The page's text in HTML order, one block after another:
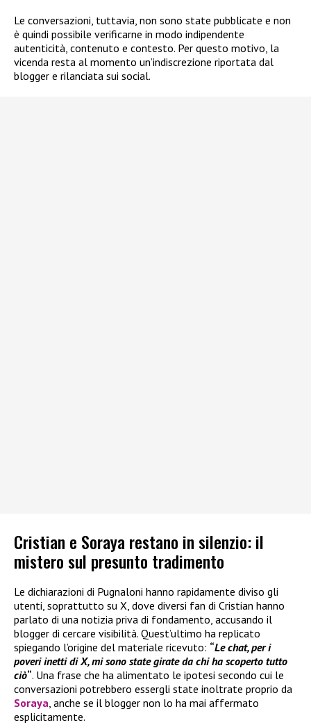
Le conversazioni, tuttavia, non sono state pubblicate e non
è quindi possibile verificarne in modo indipendente
autenticità, contenuto e contesto. Per questo motivo, la
vicenda resta al momento un’indiscrezione riportata dal
blogger e rilanciata sui social.
Cristian e Soraya restano in silenzio: il
mistero sul presunto tradimento
Le dichiarazioni di Pugnaloni hanno rapidamente diviso gli
utenti, soprattutto su X, dove diversi fan di Cristian hanno
parlato di una notizia priva di fondamento, accusando il
blogger di cercare visibilità. Quest’ultimo ha replicato
spiegando l’origine del materiale ricevuto: “Le chat, per i
poveri inetti di X, mi sono state girate da chi ha scoperto tutto
ciò“. Una frase che ha alimentato le ipotesi secondo cui le
conversazioni potrebbero essergli state inoltrate proprio da
Soraya, anche se il blogger non lo ha mai affermato
esplicitamente.